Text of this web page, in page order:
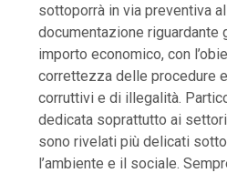
sottoporrà in via preventiva
documentazione riguardante
importo economico, con
correttezza delle procedure
corruttivi e di illegalità.
dedicata soprattutto ai
sono rivelati più delicati
l’ambiente e il sociale.